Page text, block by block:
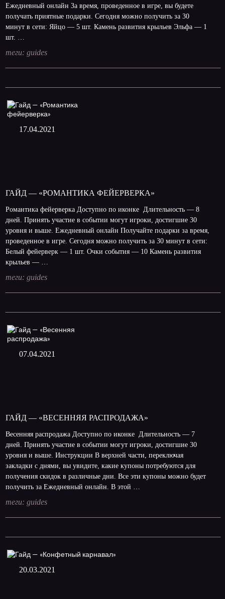
Ежедневный онлайн За время, проведенное в игре, вы будете
получать приятные подарки. Сегодня можно получить за 30
минут в сети: Яйцо — 5 шт. Камень развития крыльев Эльфа — 1
шт. …
теги: guides
17.04.2021
ГАЙД — «РОМАНТИКА ФЕЙЕРВЕРКА»
Романтика фейерверка Доступно по иконке Длительность — 8
дней. Принять участие в событии могут игроки, достигшие 30
уровня и выше. Ежедневный онлайн Получайте подарки за время,
проведенное в игре. Сегодня можно получить за 30 минут в сети:
Белый фейерверк — 1 шт. Очки события — 10 Камень развития
крыльев — …
теги: guides
07.04.2021
ГАЙД — «ВЕСЕННЯЯ РАСПРОДАЖА»
Весенняя распродажа Доступно по иконке Длительность — 7
дней. Принять участие в событии могут игроки, достигшие 30
уровня и выше. Инструкции В верхней части, переключая
закладки с днями, вы увидите, какие купоны потребуются для
получения скидок в различные дни. Все эти купоны можно будет
получить за Ежедневный онлайн. В этой …
теги: guides
20.03.2021